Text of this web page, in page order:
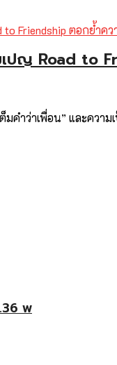
เปญ Road to
คำว่าเพื่อน” และคว
พ